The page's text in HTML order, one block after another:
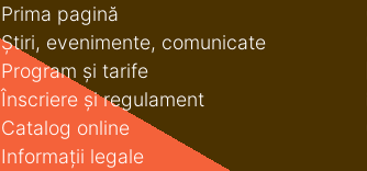
Prima pagină
Știri, evenimente, comunicate
Program și tarife
Înscriere și regulament
Catalog online
Informații legale